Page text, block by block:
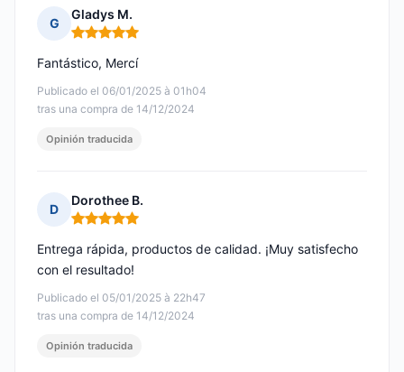
G
Gladys M.
Nota: 5 de 5
Publicado el 06/01/2025 à 01h04
tras una compra de 14/12/2024
Fantástico, Mercí
Opinión traducida
D
Dorothee B.
Nota: 5 de 5
Publicado el 05/01/2025 à 22h47
tras una compra de 14/12/2024
Entrega rápida, productos de calidad. ¡Muy satisfecho
con el resultado!
Opinión traducida